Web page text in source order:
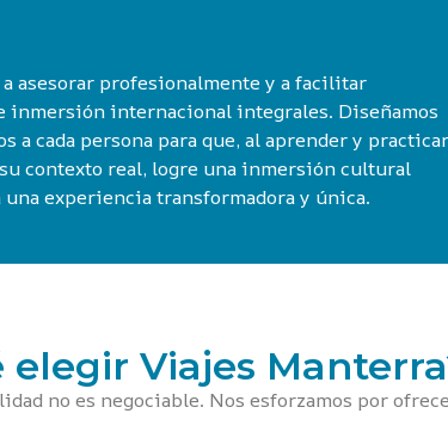
a asesorar profesionalmente y a facilitar
inmersión internacional integrales. Diseñamos
a cada persona para que, al aprender y practicar
contexto real, logre una inmersión cultural
una experiencia transformadora y única.
elegir Viajes
no es negociable. Nos esforzamos por